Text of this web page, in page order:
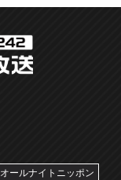
オールナイトニッポン